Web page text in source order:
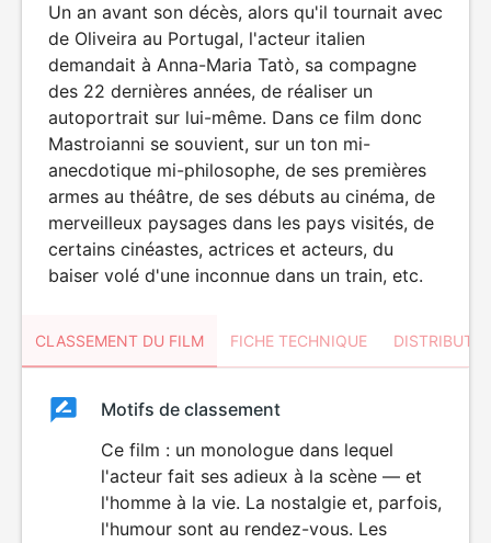
Un an avant son décès, alors qu'il tournait avec
de Oliveira au Portugal, l'acteur italien
demandait à Anna-Maria Tatò, sa compagne
des 22 dernières années, de réaliser un
autoportrait sur lui-même. Dans ce film donc
Mastroianni se souvient, sur un ton mi-
anecdotique mi-philosophe, de ses premières
armes au théâtre, de ses débuts au cinéma, de
merveilleux paysages dans les pays visités, de
certains cinéastes, actrices et acteurs, du
baiser volé d'une inconnue dans un train, etc.
CLASSEMENT DU FILM FICHE TECHNIQUE
ClassementClassement
Motifs de classement
Ce film : un monologue dans lequel
l'acteur fait ses adieux à la scène — et
l'homme à la vie. La nostalgie et, parfois,
l'humour sont au rendez-vous. Les